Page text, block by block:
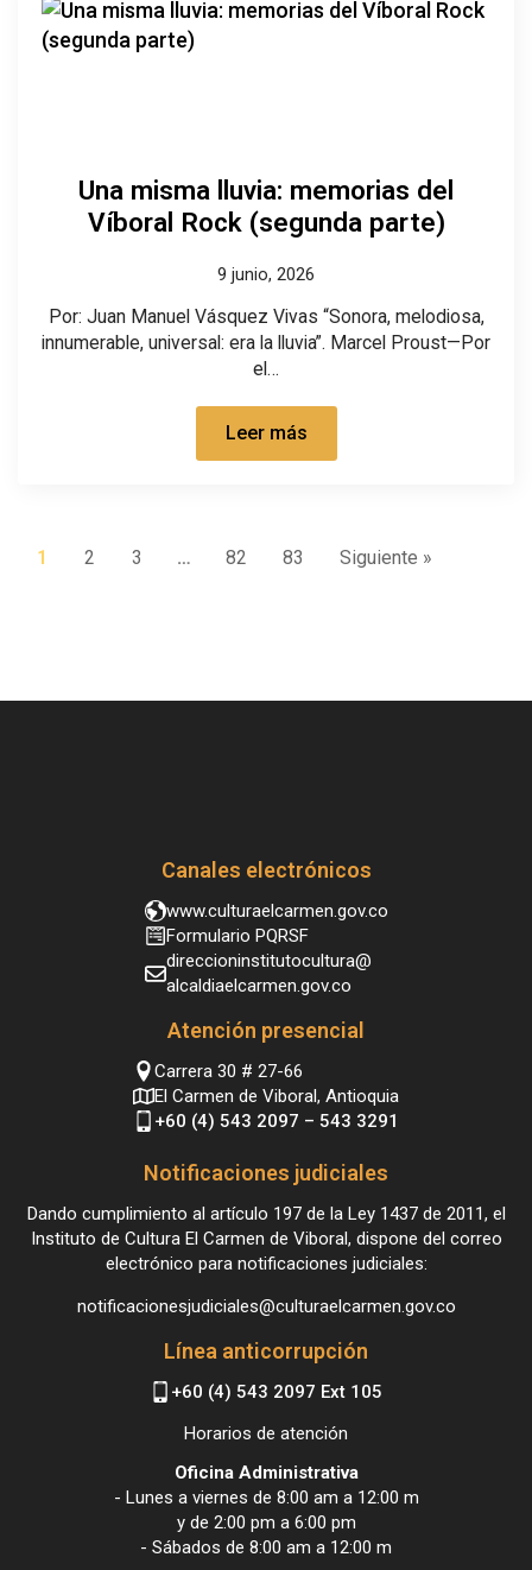
Una misma lluvia: memorias del
Víboral Rock (segunda parte)
9 junio, 2026
Por: Juan Manuel Vásquez Vivas “Sonora, melodiosa,
innumerable, universal: era la lluvia”. Marcel Proust—Por
el…
Leer más
1 2 3 … 82 83 Siguiente »
Canales electrónicos
www.culturaelcarmen.gov.co
Formulario PQRSF
direccioninstitutocultura@
alcaldiaelcarmen.gov.co
Atención presencial
Carrera 30 # 27-66
El Carmen de Viboral, Antioquia
+60 (4) 543 2097 – 543 3291
Notificaciones judiciales
Dando cumplimiento al artículo 197 de la Ley 1437 de 2011, el
Instituto de Cultura El Carmen de Viboral, dispone del correo
electrónico para notificaciones judiciales:
notificacionesjudiciales@culturaelcarmen.gov.co
Línea anticorrupción
+60 (4) 543 2097 Ext 105
Horarios de atención
Oficina Administrativa
- Lunes a viernes de 8:00 am a 12:00 m
y de 2:00 pm a 6:00 pm
- Sábados de 8:00 am a 12:00 m